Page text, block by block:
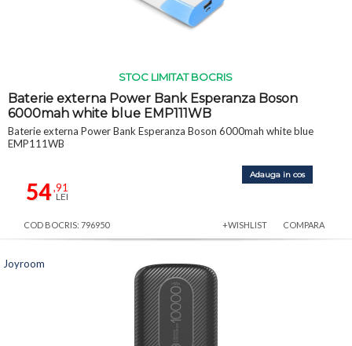
STOC LIMITAT BOCRIS
Baterie externa Power Bank Esperanza Boson
6000mah white blue EMP111WB
Baterie externa Power Bank Esperanza Boson 6000mah white blue
EMP111WB
54,91
LEI
Adauga in cos
COD BOCRIS: 796950 +WISHLIST COMPARA
Joyroom